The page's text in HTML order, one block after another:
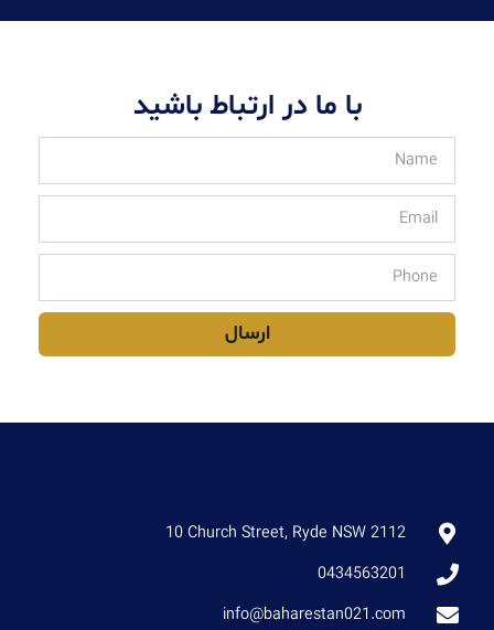
با ما در ارتباط باشید
ارسال
10 Church Street, Ryde NSW 2112
0434563201
info@baharestan021.com